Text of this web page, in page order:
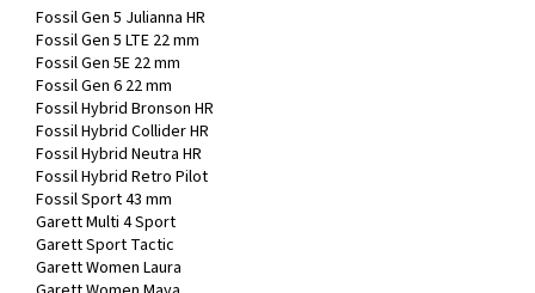
Fossil Gen 5 Julianna HR
Fossil Gen 5 LTE 22 mm
Fossil Gen 5E 22 mm
Fossil Gen 6 22 mm
Fossil Hybrid Bronson HR
Fossil Hybrid Collider HR
Fossil Hybrid Neutra HR
Fossil Hybrid Retro Pilot
Fossil Sport 43 mm
Garett Multi 4 Sport
Garett Sport Tactic
Garett Women Laura